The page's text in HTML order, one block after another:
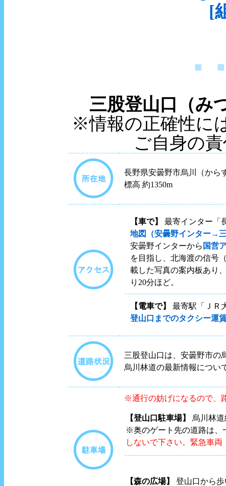
[
三股登山口（み
※情報の正確性に
ご自身の
長野県安曇野市烏川（から
標高 約1350m
【車で】
最寄インター「
地図（安曇野インター→
安曇野インターから 国営
を目指し、北海渡の信号
載した写真の案内板あり
り20分ほど。
【電車で】
最寄駅「ＪＲ
登山口までのタクシー運
三股登山口は、安曇野市の
烏川林道の最新情報につい
※通行の妨げになるので、
【登山口駐車場】
烏川林
※奥のゲート先の道路は、
しないで下さい。緊急車
【森の広場】 登山口から